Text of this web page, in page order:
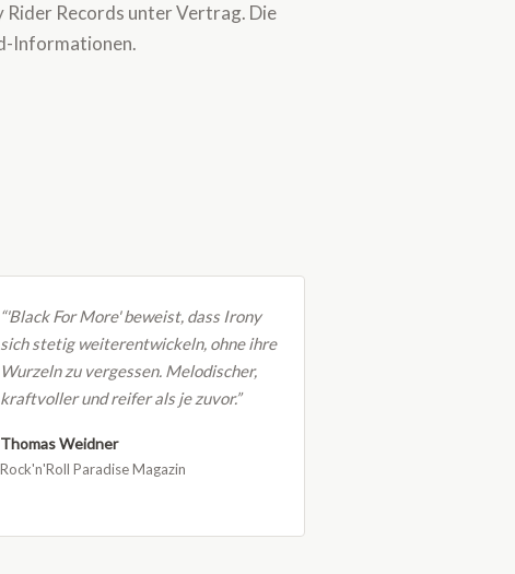
Rider Records unter Vertrag. Die
Informationen.
“'Black For More' beweist, dass Irony
sich stetig weiterentwickeln, ohne ihre
Wurzeln zu vergessen. Melodischer,
kraftvoller und reifer als je zuvor.”
Thomas Weidner
Rock'n'Roll Paradise Magazin